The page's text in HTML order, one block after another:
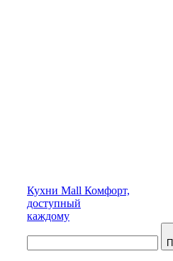
Кухни Mall Комфорт,
доступный
каждому